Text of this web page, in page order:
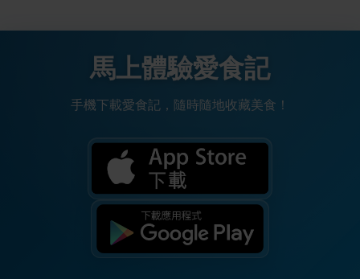
馬上體驗愛食記
手機下載愛食記，隨時隨地收藏美食！